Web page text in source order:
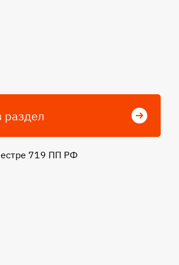
раздел
в реестре 719 ПП